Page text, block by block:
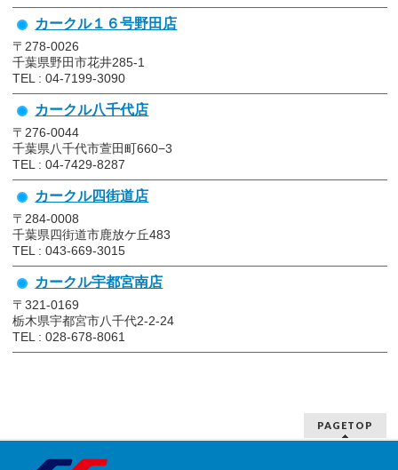
カークル１６号野田店
〒278-0026
千葉県野田市花井285-1
TEL : 04-7199-3090
カークル八千代店
〒276-0044
千葉県八千代市萱田町660−3
TEL : 04-7429-8287
カークル四街道店
〒284-0008
千葉県四街道市鹿放ケ丘483
TEL : 043-669-3015
カークル宇都宮南店
〒321-0169
栃木県宇都宮市八千代2-2-24
TEL : 028-678-8061
PAGETOP